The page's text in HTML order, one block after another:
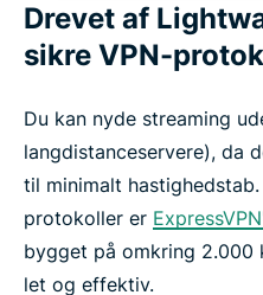
Drevet af
sikre VPN-
Du kan nyde streaming
langdistanceservere), da
til minimalt
protokoller er
bygget på omkring 2.000
let og effektiv.